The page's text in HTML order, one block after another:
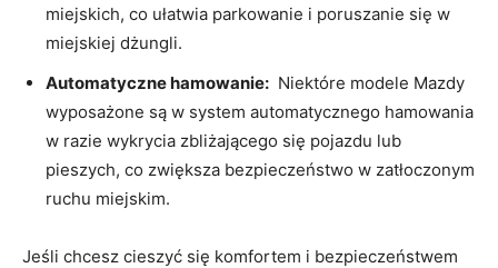
miejskich, co ułatwia parkowanie i poruszanie się w
miejskiej ⁣dżungli.
Automatyczne hamowanie: ‍ Niektóre modele Mazdy​
wyposażone są w system automatycznego⁤ hamowania⁤
w razie wykrycia zbliżającego się pojazdu ⁣lub
pieszych, co zwiększa bezpieczeństwo w zatłoczonym
ruchu miejskim.
Jeśli chcesz‍ cieszyć ⁢się komfortem i bezpieczeństwem